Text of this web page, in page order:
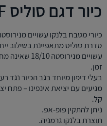
כיור דגם סוליס BLANCO 700-IF
כיורי מטבח בלנקו עשויים
סדרת סוליס מתאפיינת בשילוב
עשויים
זמן.
בעלי דיפון מיוחד בגב הכיור נגד
מגיעים עם יציאת אינפינו – פתח
קל.
ניתן להתקין פופ-אפ.
תוצרת בלנקו גרמניה.